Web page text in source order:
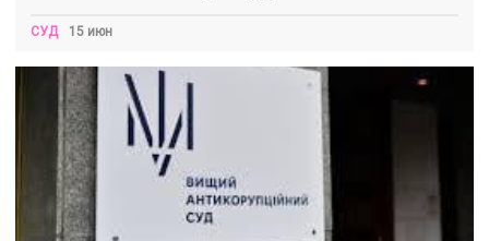
СУД 15 июн